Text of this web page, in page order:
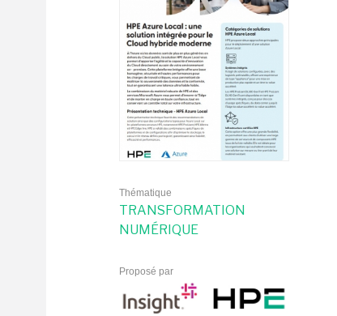
Thématique
TRANSFORMATION
NUMÉRIQUE
Proposé par